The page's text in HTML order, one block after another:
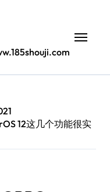
12这几个功能很实